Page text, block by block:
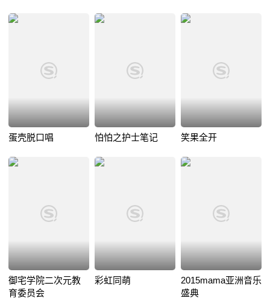
蛋壳脱口唱 怕怕之护士笔记 笑果全开
御宅学院二次元教
育委员会
彩虹同萌
2015mama亚洲音乐
盛典